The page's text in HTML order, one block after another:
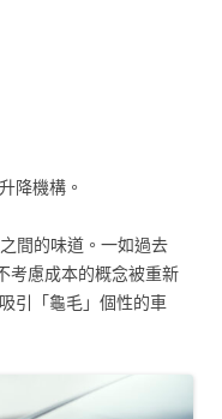
降機構。
間的味道。一如過去
考慮成本的概念被重新
引「龜毛」個性的車